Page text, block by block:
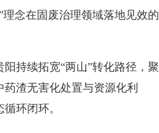
念在固废治理领域落地见效的
持续拓宽“两山”转化路径，聚
渣无害化处置与资源化利
环闭环。